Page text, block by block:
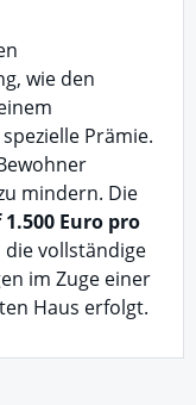
wie den
Prämie.
mindern. Die
Euro pro
vollständige
im Zuge einer
Haus erfolgt.